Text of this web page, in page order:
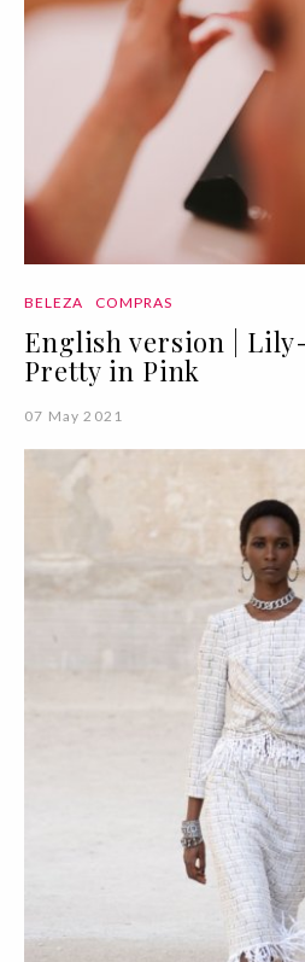
BELEZA COMPRAS
English version |
Pretty in Pink
07 May 2021